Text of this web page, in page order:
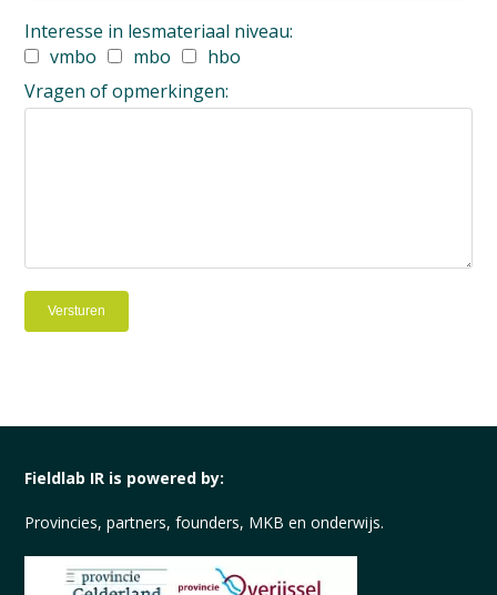
Interesse in lesmateriaal niveau:
vmbo
mbo
hbo
Vragen of opmerkingen:
Versturen
Fieldlab IR is powered by:
Provincies, partners, founders, MKB en onderwijs.